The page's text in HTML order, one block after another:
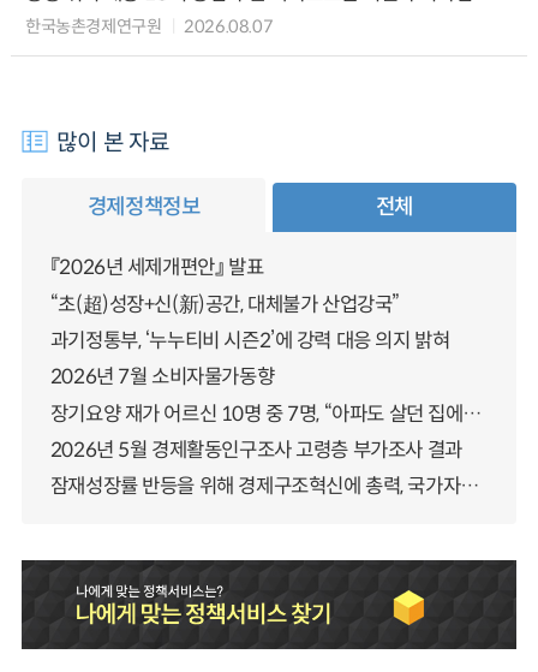
한국농촌경제연구원 2026.08.07
많이 본 자료
경제정책정보 전체
『2026년 세제개편안』 발표
“초(超)성장+신(新)공간, 대체불가 산업강국”
과기정통부, ‘누누티비 시즌2’에 강력 대응 의지 밝혀
2026년 7월 소비자물가동향
장기요양 재가 어르신 10명 중 7명, “아파도 살던 집에서 살겠다” 「2025년 장기요양실태조사」 결과 발표
2026년 5월 경제활동인구조사 고령층 부가조사 결과
잠재성장률 반등을 위해 경제구조혁신에 총력, 국가자산 관리체계 대전환